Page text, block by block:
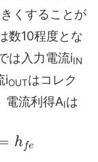
くすることが
数10程度とな
は入力電流iIN
iOUTはコレク
電流利得AIは
hfe